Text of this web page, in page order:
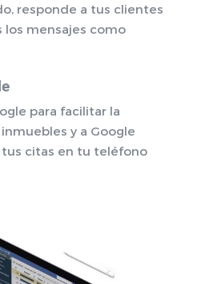
responde a tus clientes
los mensajes como
para facilitar la
y a Google
citas en tu teléfono